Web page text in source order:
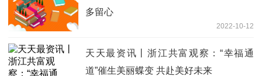
多留心
2022-10-12
天天最资讯丨浙江共富观察：“幸福通
道”催生美丽蝶变 共赴美好未来